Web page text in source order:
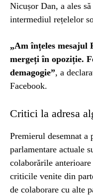
Nicușor Dan, a ales
intermediul rețelelor
„Am înțeles mesajul
mergeți în opoziție.
demagogie”, a
Facebook.
Critici la adresa
Premierul desemnat
parlamentare actuale
colaborările
criticile venite din
de colaborare cu alte